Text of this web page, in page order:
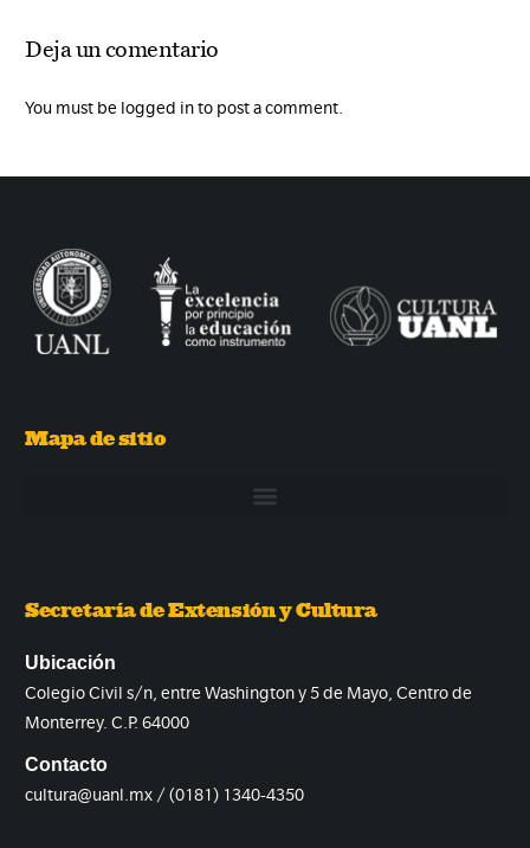
Deja un comentario
You must be logged in to post a comment.
Mapa de sitio
Secretaría de Extensión y Cultura
Ubicación
Colegio Civil s/n, entre Washington y 5 de Mayo, Centro de
Monterrey. C.P. 64000
Contacto
cultura@uanl.mx / (0181) 1340-4350